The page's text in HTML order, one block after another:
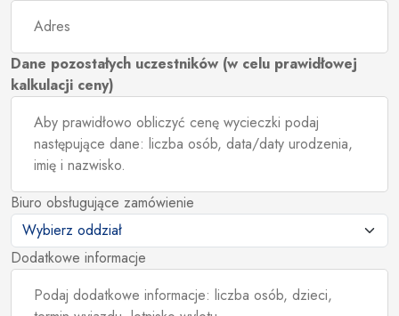
Dane pozostałych uczestników (w celu prawidłowej
kalkulacji ceny)
Biuro obsługujące zamówienie
Dodatkowe informacje